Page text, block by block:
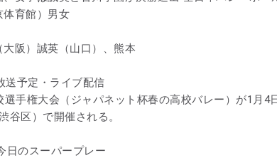
体育館）男女
大阪）誠英（山口）、熊本
送予定・ライブ配信
手権大会（ジャパネット杯春の高校バレー）が1月4
谷区）で開催される。
日のスーパープレー